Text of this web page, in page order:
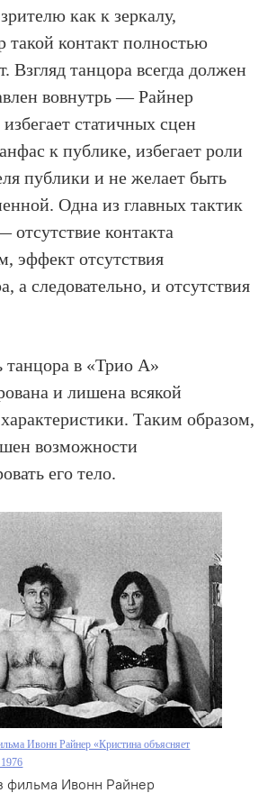
как к зеркалу,
такой контакт полностью
Взгляд танцора всегда должен
вовнутрь — Райнер
статичных сцен
к публике, избегает роли
публики и не желает быть
Одна из главных тактик
контакта
эффект отсутствия
а следовательно, и отсутствия
в «Трио А»
и лишена всякой
Таким образом,
возможности
его тело.
Ивонн Райнер «Кристина объясняет
фильма Ивонн Райнер